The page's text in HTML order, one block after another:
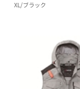
XL/ブラック